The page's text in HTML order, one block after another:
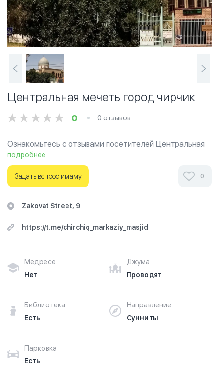
Центральная мечеть город чирчик
0 0 отзывов
Ознакомьтесь с отзывами посетителей Центральная
мечеть город чирчик в г.Ташкент на фотографиях и
узнайте о часах работы. Ваше духовное путешествие
начинается здесь.
подробнее
Задать вопрос имаму 0
Zakovat Street, 9
https://t.me/chirchiq_markaziy_masjid
Медресе
Нет
Джума
Проводят
Библиотека
Есть
Направление
Сунниты
Парковка
Есть